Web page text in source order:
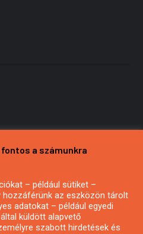
fontos a számunkra
– például sütiket –
hozzáférünk az eszközön tárolt
adatokat – például egyedi
küldött alapvető
szabott hirdetések és